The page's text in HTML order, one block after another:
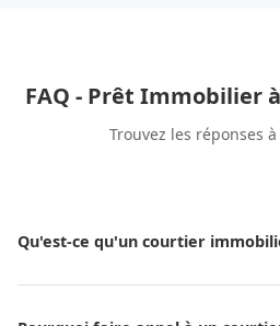
FAQ - Prêt Immobilier
Trouvez les réponses
Qu'est-ce qu'un courtier